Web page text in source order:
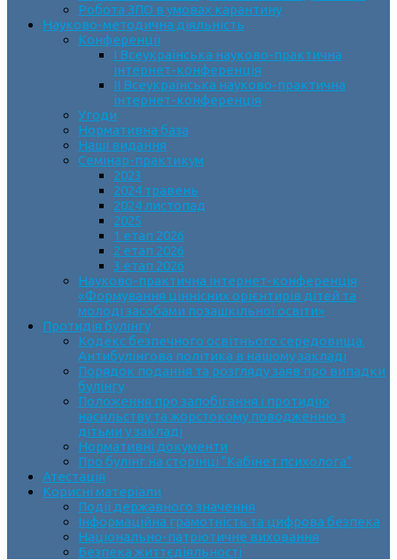
Робота ЗПО в умовах карантину
Науково-методична діяльність
Конференції
І Всеукраїнська науково-практична
інтернет-конференція
ІІ Всеукраїнська науково-практична
інтернет-конференція
Угоди
Нормативна база
Наші видання
Семінар-практикум
2023
2024 травень
2024 листопад
2025
1 етап 2026
2 етап 2026
3 етап 2026
Науково-практична інтернет-конференція
«Формування ціннісних орієнтирів дітей та
молоді засобами позашкільної освіти»
Протидія булінгу
Кодекс безпечного освітнього середовища.
Антибулінгова політика в нашому закладі
Порядок подання та розгляду заяв про випадки
булінгу
Положення про запобігання і протидію
насильству та жорстокому поводженню з
дітьми у закладі
Нормативні документи
Про булінг на сторінці “Кабінет психолога”
Атестація
Корисні матеріали
Події державного значення
Інформаційна грамотність та цифрова безпека
Національно-патріотичне виховання
Безпека життєдіяльності